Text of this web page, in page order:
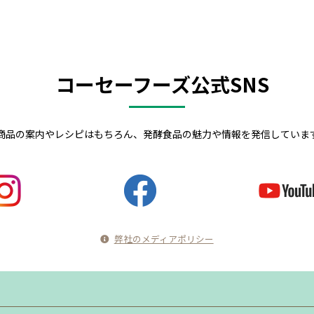
コーセーフーズ公式SNS
品の案内やレシピはもちろん、発酵食品の魅力や情報を発信していま
弊社のメディアポリシー